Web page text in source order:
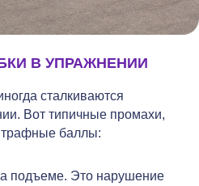
В УПРАЖНЕНИИ
сталкиваются
Вот типичные промахи,
баллы:
подъеме. Это нарушение